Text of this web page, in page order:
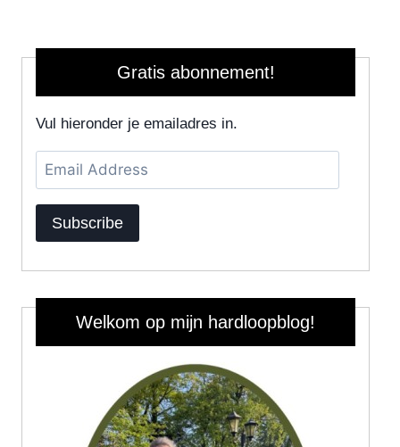
Gratis abonnement!
Vul hieronder je emailadres in.
Email
Address
Subscribe
Welkom op mijn hardloopblog!